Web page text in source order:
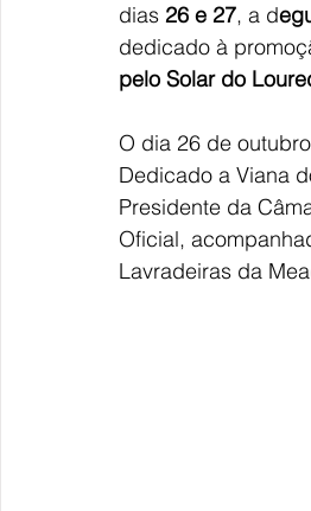
dias 26 e 27, a d
dedicado à
pelo Solar do
O dia 26 de
Dedicado a Viana
Presidente da
Oficial,
Lavradeiras da